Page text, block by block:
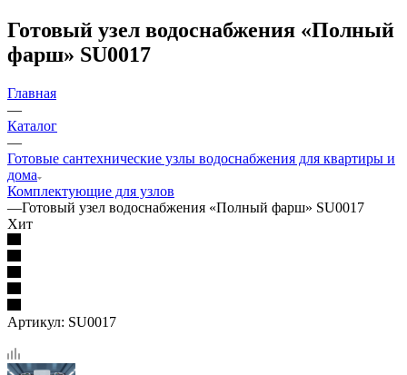
Готовый узел водоснабжения «Полный
фарш» SU0017
Главная
—
Каталог
—
Готовые сантехнические узлы водоснабжения для квартиры и
дома
Комплектующие для узлов
—Готовый узел водоснабжения «Полный фарш» SU0017
Хит
Артикул: SU0017